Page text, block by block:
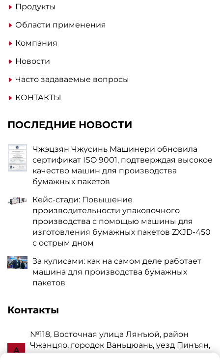
Продукты
Области применения
Компания
Новости
Часто задаваемые вопросы
КОНТАКТЫ
ПОСЛЕДНИЕ НОВОСТИ
Чжэцзян Чжусинь Машинери обновила
сертификат ISO 9001, подтверждая высокое
качество машин для производства
бумажных пакетов
Кейс-стади: Повышение
производительности упаковочного
производства с помощью машины для
изготовления бумажных пакетов ZXJD-450
с острым дном
За кулисами: как на самом деле работает
машина для производства бумажных
пакетов
Контакты
А
№118, Восточная улица Лянъюй, район
Чжанцяо, городок Ваньцюань, уезд Пинъян,
город Вэньчжоу, провинция Чжэцзян, КНР,